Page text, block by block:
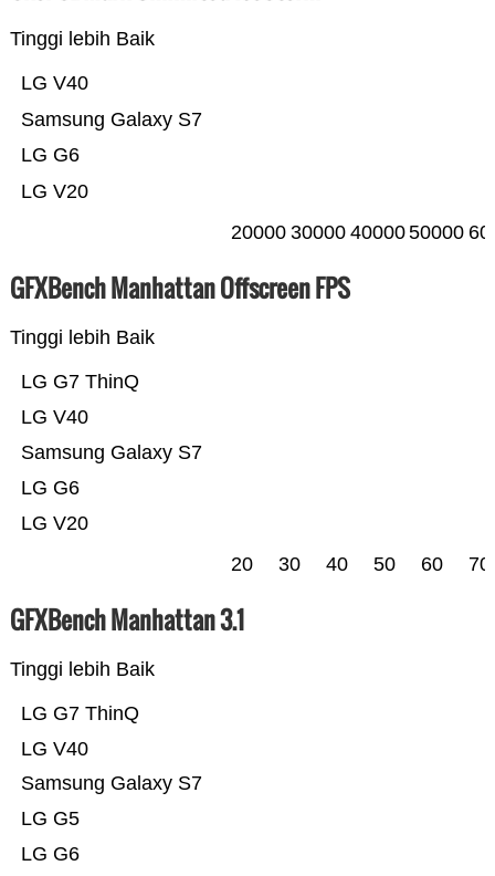
Tinggi lebih Baik
LG V20
LG G6
Samsung Galaxy S7
LG V40
20000 30000 4000050000
GFXBench Manhattan Offscreen FPS
Tinggi lebih Baik
LG V20
LG G6
Samsung Galaxy S7
LG V40
LG G7 ThinQ
20 30 40 50 60 70
GFXBench Manhattan 3.1
Tinggi lebih Baik
LG G6
LG G5
Samsung Galaxy S7
LG V40
LG G7 ThinQ